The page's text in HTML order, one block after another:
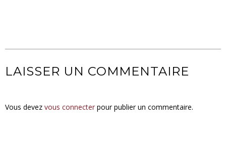
LAISSER UN COMMENTAIRE
Vous devez vous connecter pour publier un commentaire.